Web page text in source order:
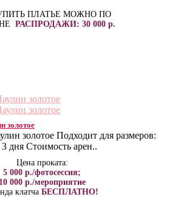
ПЛАТЬЕ МОЖНО ПО
РАСПРОДАЖИ: 30 000 р.
золотое
золотое Подходит для размеров:
дня Стоимость арен..
Цена проката:
5 000 р./фотосессия;
10 000 р./мероприятие
клатча БЕСПЛАТНО!